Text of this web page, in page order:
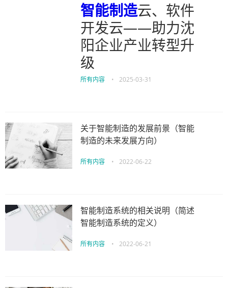
智能制造云、软件
开发云——助力沈
阳企业产业转型升
级
所有内容 • 2025-03-31
关于智能制造的发展前景（智能
制造的未来发展方向）
所有内容 • 2022-06-22
智能制造系统的相关说明（简述
智能制造系统的定义）
所有内容 • 2022-06-21